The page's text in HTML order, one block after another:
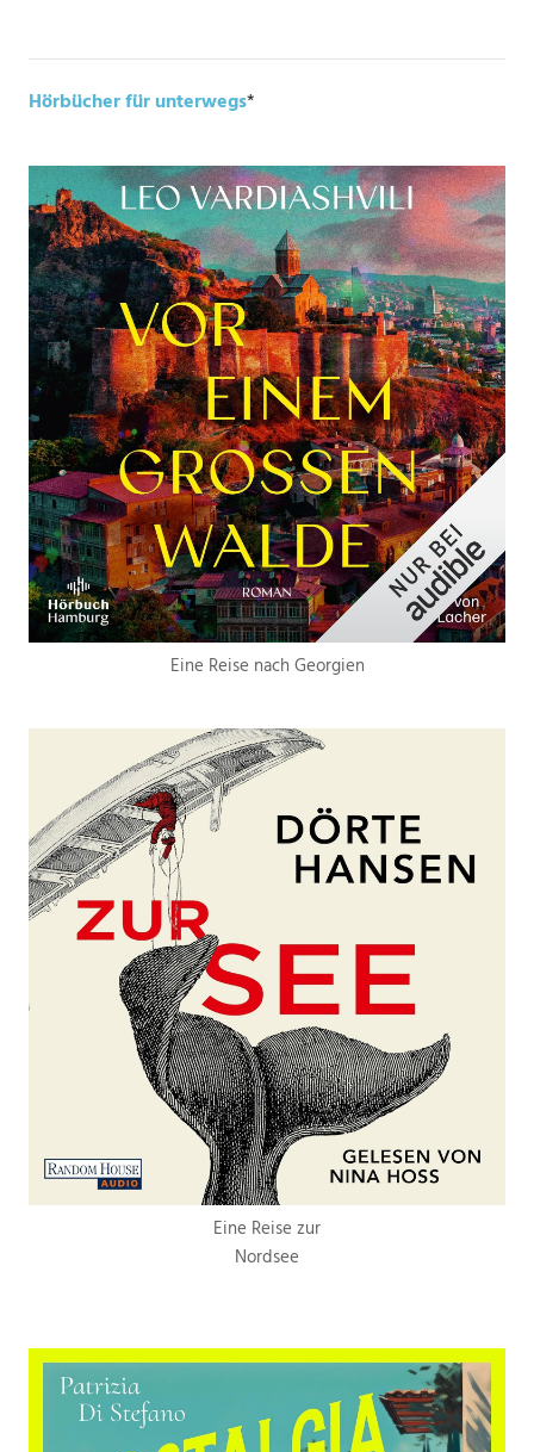
Hörbücher für unterwegs*
Eine Reise nach Georgien
Eine Reise zur
Nordsee